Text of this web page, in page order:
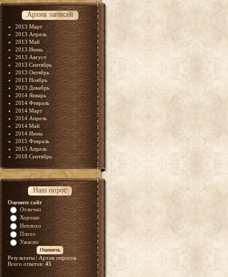
Архив записей
2013 Март
2013 Апрель
2013 Май
2013 Июнь
2013 Август
2013 Сентябрь
2013 Октябрь
2013 Ноябрь
2013 Декабрь
2014 Январь
2014 Февраль
2014 Март
2014 Апрель
2014 Май
2014 Июнь
2015 Февраль
2015 Апрель
2018 Сентябрь
Наш опрос
Оцените сайт
Отлично
Хорошо
Неплохо
Плохо
Ужасно
Результаты| Архив опросов
Всего ответов:45